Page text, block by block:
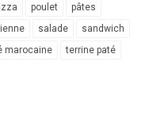
poulet
pâtes
salade
sandwich
marocaine terrine paté